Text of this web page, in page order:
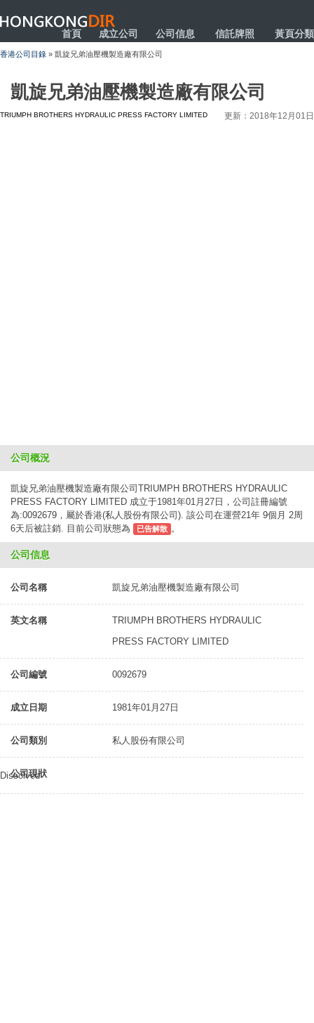
HONGKONGDIR
首頁 成立公司 公司信息 信託牌照 黃頁分類
香港公司目錄 » 凱旋兄弟油壓機製造廠有限公司
凱旋兄弟油壓機製造廠有限公司
TRIUMPH BROTHERS HYDRAULIC PRESS FACTORY LIMITED 更新：2018年12月01日
公司概況
凱旋兄弟油壓機製造廠有限公司TRIUMPH BROTHERS HYDRAULIC
PRESS FACTORY LIMITED 成立于1981年01月27日，公司註冊編號
為:0092679，屬於香港(私人股份有限公司). 該公司在運營21年 9個月 2周
6天后被註銷. 目前公司狀態為
已告解散 。
公司信息
公司名稱 凱旋兄弟油壓機製造廠有限公司
英文名稱
TRIUMPH BROTHERS HYDRAULIC
PRESS FACTORY LIMITED
公司編號 0092679
成立日期 1981年01月27日
公司類別 私人股份有限公司
公司現狀
Dissolved